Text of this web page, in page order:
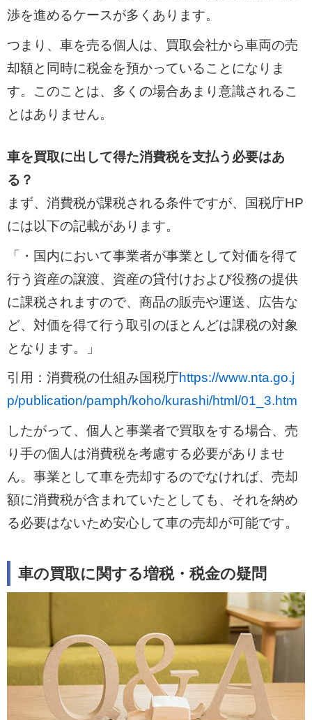
渉を進めるケースが多くあります。
つまり、車を売る個人は、買取会社から車両の売
却額と同時に税金を預かっていることになりま
す。このことは、多くの場合あまり意識されるこ
とはありません。
車を買取に出して得た消費税を支払う必要はあ
る？
まず、消費税が課税される条件ですが、国税庁HP
には以下の記載があります。
「・国内において事業者が事業として対価を得て
行う資産の譲渡、資産の貸付けおよび役務の提供
に課税されますので、商品の販売や運送、広告な
ど、対価を得て行う取引のほとんどは課税の対象
となります。」
引用：消費税の仕組み国税庁https://www.nta.go.j
p/publication/pamph/koho/kurashi/html/01_3.htm
したがって、個人と事業者で買取をする場合、売
り手の個人は消費税を考慮する必要がありませ
ん。事業として車を売却するのでなければ、売却
額に消費税が含まれていたとしても、それを納め
る必要はないため安心して車の売却が可能です。
車の買取に関する増税・税金の疑問